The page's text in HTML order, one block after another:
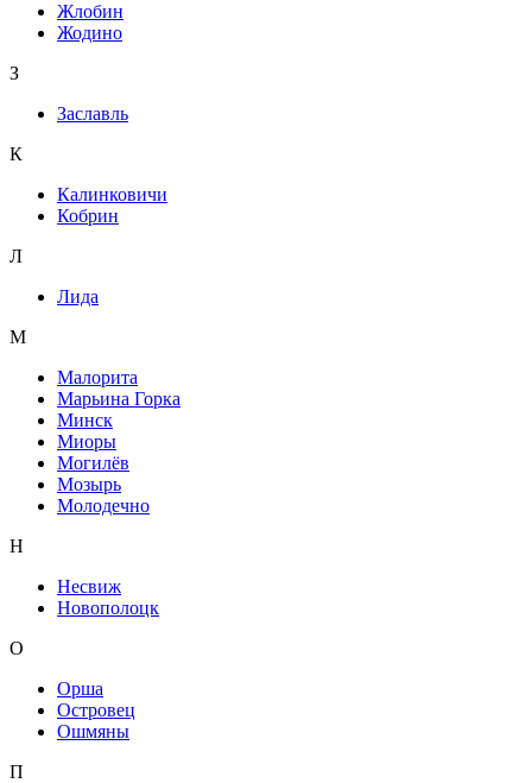
Жлобин
Жодино
З
Заславль
К
Калинковичи
Кобрин
Л
Лида
М
Малорита
Марьина Горка
Минск
Миоры
Могилёв
Мозырь
Молодечно
Н
Несвиж
Новополоцк
О
Орша
Островец
Ошмяны
П